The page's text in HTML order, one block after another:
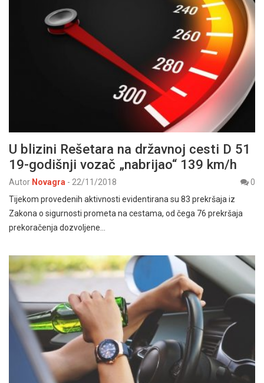
U blizini Rešetara na državnoj cesti D 51
19-godišnji vozač „nabrijao“ 139 km/h
Autor Novagra - 22/11/2018
0
Tijekom provedenih aktivnosti evidentirana su 83 prekršaja iz
Zakona o sigurnosti prometa na cestama, od čega 76 prekršaja
prekoračenja dozvoljene…